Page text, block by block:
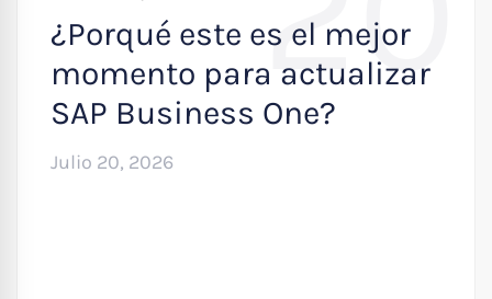
¿Porqué este es el mejor
momento para actualizar
SAP Business One?
Julio 20, 2026